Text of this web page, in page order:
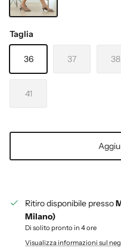
Taglia
36 37 38
41
Ritiro disponibile presso
Milano)
Di solito pronto in 4 ore
Visualizza informazioni sul